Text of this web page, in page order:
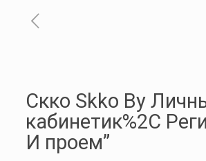
Скко Skko By
кабинетик%2C
И проем”